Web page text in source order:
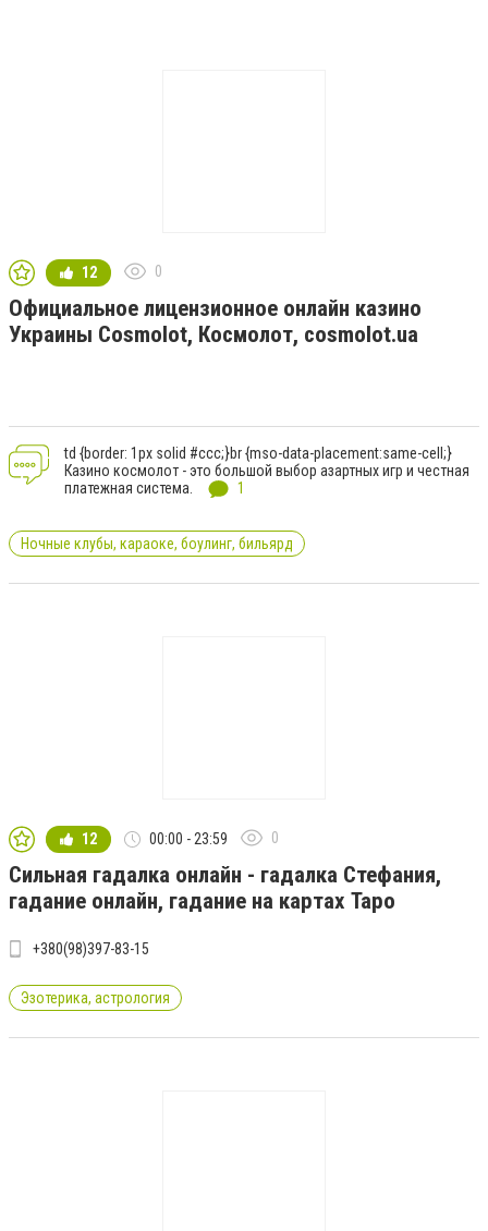
12 0
Официальное лицензионное онлайн казино
Украины Cosmolot, Космолот, cosmolot.ua
td {border: 1px solid #ccc;}br {mso-data-placement:same-cell;}
Казино космолот - это большой выбор азартных игр и честная
платежная система.
1
Ночные клубы, караоке, боулинг, бильярд
12 00:00 - 23:59 0
Сильная гадалка онлайн - гадалка Стефания,
гадание онлайн, гадание на картах Таро
+380(98)397-83-15
Эзотерика, астрология